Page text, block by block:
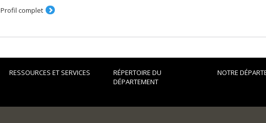
Profil complet
RESSOURCES ET SERVICES
RÉPERTOIRE DU
DÉPARTEMENT
NOTRE